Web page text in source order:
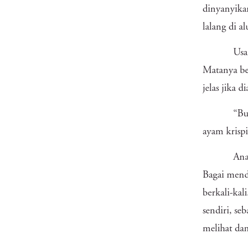
lalang di
Matanya
jelas jika
ayam
Bagai
berkali-
sendiri,
melihat